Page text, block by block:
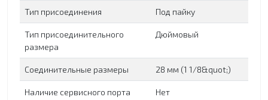
Тип присоединения Под пайку
Тип присоединительного
размера
Дюймовый
Соединительные размеры 28 мм (1 1/8&quot;)
Наличие сервисного порта Нет